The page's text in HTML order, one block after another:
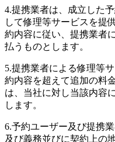
4.提携業者は、成立した
して修理等サービスを提
約内容に従い、提携業者
払うものとします。
5.提携業者による修理等
約内容を超えて追加の料
は、当社に対し当該内容
します。
6.予約ユーザー及び提携
及び義務並びに契約上の